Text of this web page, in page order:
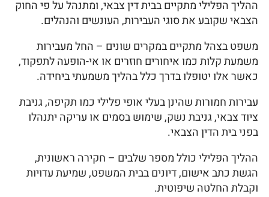
ההליך הפלילי מתקיים בבית דין צבאי, ומתנהל על פי החוק
הצבאי שקובע את סוגי העבירות, העונשים והנהלים.
משפט בצהל מתקיים במקרים שונים – החל מעבירות
משמעת קלות כמו איחורים חוזרים או אי-הופעה לתפקוד,
כאשר אלו יטופלו בדרך כלל בהליך משמעתי ביחידה.
עבירות חמורות שהינן בעלי אופי פלילי כמו תקיפה, גניבת
ציוד צבאי, גניבת נשק, שימוש בסמים או עריקה יתנהלו
בפני בית הדין הצבאי.
ההליך הפלילי כולל מספר שלבים – חקירה ראשונית,
הגשת כתב אישום, דיונים בבית המשפט, שמיעת עדויות
וקבלת החלטה שיפוטית.